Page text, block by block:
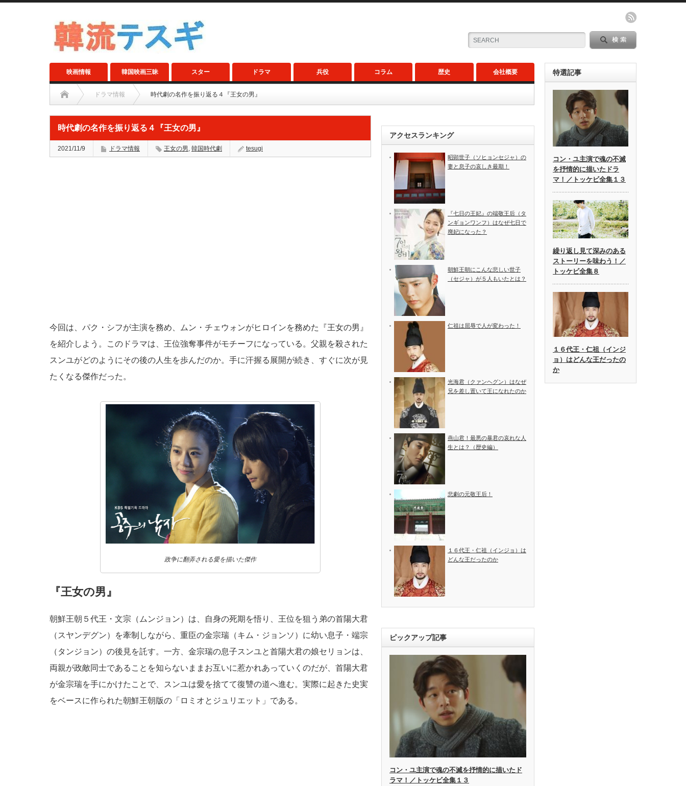
映画情報 韓国映画三昧 スター ドラマ 兵役 コラム 歴史 会社概要
ドラマ情報 時代劇の名作を振り返る４『王女の男』
時代劇の名作を振り返る４『王女の男』
2021/11/9 ドラマ情報 王女の男, 韓国時代劇 tesugi
今回は、パク・シフが主演を務め、ムン・チェウォンがヒロインを務めた『王女の男』
を紹介しよう。このドラマは、王位強奪事件がモチーフになっている。父親を殺された
スンユがどのようにその後の人生を歩んだのか。手に汗握る展開が続き、すぐに次が見
たくなる傑作だった。
政争に翻弄される愛を描いた傑作
『王女の男』
朝鮮王朝５代王・文宗（ムンジョン）は、自身の死期を悟り、王位を狙う弟の首陽大君
（スヤンデグン）を牽制しながら、重臣の金宗瑞（キム・ジョンソ）に幼い息子・端宗
（タンジョン）の後見を託す。一方、金宗瑞の息子スンユと首陽大君の娘セリョンは、
両親が政敵同士であることを知らないままお互いに惹かれあっていくのだが、首陽大君
が金宗瑞を手にかけたことで、スンユは愛を捨てて復讐の道へ進む。実際に起きた史実
をベースに作られた朝鮮王朝版の「ロミオとジュリエット」である。
アクセスランキング
昭顕世子（ソヒョンセジャ）の
妻と息子の哀しき最期！
『七日の王妃』の端敬王后（タ
ンギョンワンフ）はなぜ七日で
廃妃になった？
朝鮮王朝にこんな悲しい世子
（セジャ）が５人もいたとは？
仁祖は屈辱で人が変わった！
光海君（クァンヘグン）はなぜ
兄を差し置いて王になれたのか
燕山君！最悪の暴君の哀れな人
生とは？（歴史編）
悲劇の元敬王后！
１６代王・仁祖（インジョ）は
どんな王だったのか
ピックアップ記事
コン・ユ主演で魂の不滅を抒情的に描いたド
ラマ！／トッケビ全集１３
特選記事
コン・ユ主演で魂の不滅
を抒情的に描いたドラ
マ！／トッケビ全集１３
繰り返し見て深みのある
ストーリーを味わう！／
トッケビ全集８
１６代王・仁祖（インジ
ョ）はどんな王だったの
か